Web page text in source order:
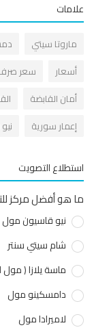
سيتي دمشق
سعر صرف
القابضة
القانون10
سورية
نيو
التصويت
أفضل مركز
نيو قاسيون مول
شام سيتي سنتر
ماسة يلازا ( مول
دامسكينو مول
لاميرادا مول